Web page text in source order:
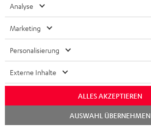
m
H
e
r
u
t
e
r
o
d
k
A
I
n
o
r
Versandinfos
Gesetzliche Gewährleistung
Analyse
Marketing
Personalisierung
Externe Inhalte
ALLES AKZEPTIEREN
AUSWAHL ÜBERNEHMEN